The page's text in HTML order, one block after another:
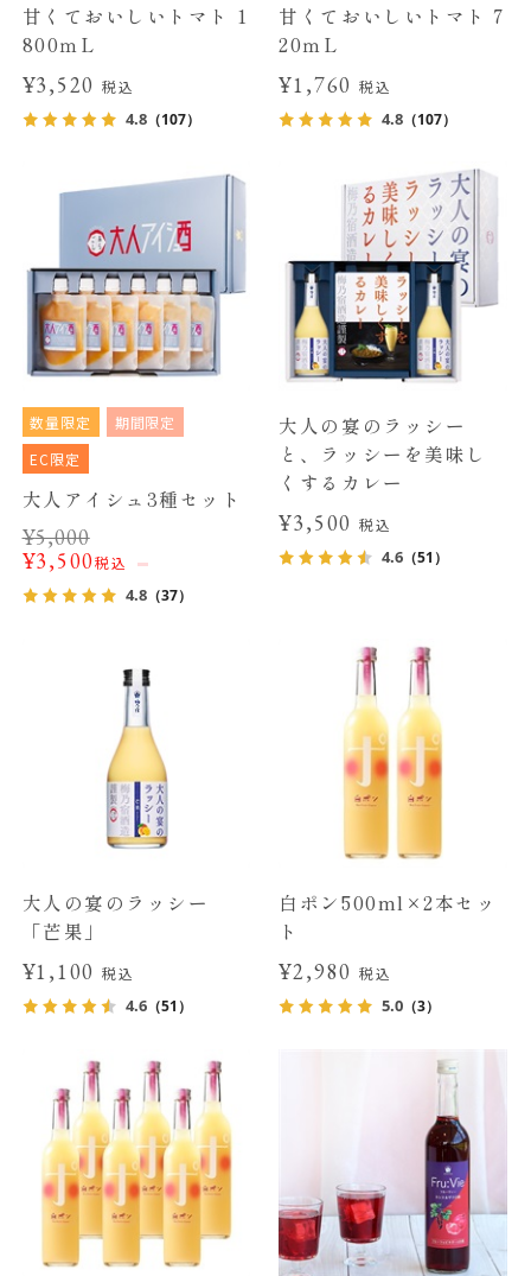
甘くておいしいトマト 1
800ｍL
¥3,520税込
4.8（107）
甘くておいしいトマト 7
20ｍL
¥1,760 税込
4.8 （107）
数量限定
期間限定
EC限定
大人アイシュ3種セット
¥5,000
¥3,500税込
4.8（37）
大人の宴のラッシー
と、ラッシーを美味し
くするカレー
¥3,500 税込
4.6 （51）
大人の宴のラッシー
「芒果」
¥1,100税込
4.6（51）
白ポン500ml×2本セッ
ト
¥2,980 税込
5.0 （3）